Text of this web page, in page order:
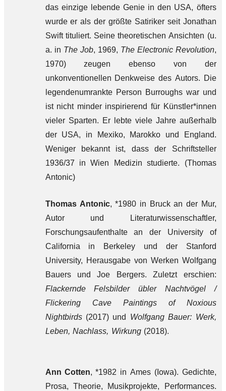
das einzige lebende Genie in den USA, öfters
wurde er als der größte Satiriker seit Jonathan
Swift tituliert. Seine theoretischen Ansichten (u.
a. in The Job, 1969, The Electronic Revolution,
1970) zeugen ebenso von der
unkonventionellen Denkweise des Autors. Die
legendenumrankte Person Burroughs war und
ist nicht minder inspirierend für Künstler*innen
vieler Sparten. Er lebte viele Jahre außerhalb
der USA, in Mexiko, Marokko und England.
Weniger bekannt ist, dass der Schriftsteller
1936/37 in Wien Medizin studierte. (Thomas
Antonic)
Thomas Antonic, *1980 in Bruck an der Mur,
Autor und Literaturwissenschaftler,
Forschungsaufenthalte an der University of
California in Berkeley und der Stanford
University, Herausgabe von Werken Wolfgang
Bauers und Joe Bergers. Zuletzt erschien:
Flackernde Felsbilder übler Nachtvögel /
Flickering Cave Paintings of Noxious
Nightbirds(2017) und Wolfgang Bauer: Werk,
Leben, Nachlass, Wirkung(2018).
Ann Cotten, *1982 in Ames (Iowa). Gedichte,
Prosa, Theorie, Musikprojekte, Performances.